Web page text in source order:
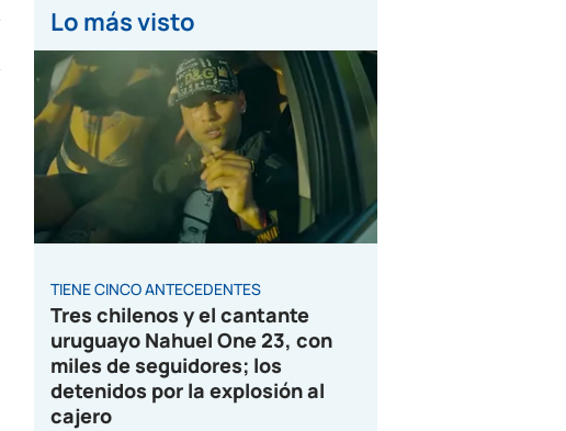
Lo más visto
TIENE CINCO ANTECEDENTES
Tres chilenos y el cantante
uruguayo Nahuel One 23, con
miles de seguidores; los
detenidos por la explosión al
cajero